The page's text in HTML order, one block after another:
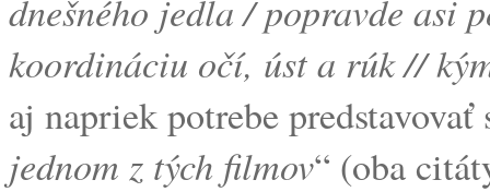
dnešného jedla / popravde asi
koordináciu očí, úst a rúk //
aj napriek potrebe
jednom z tých filmov“ (oba